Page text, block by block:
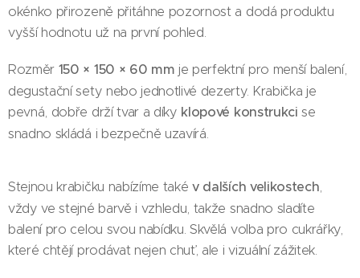
okénko přirozeně přitáhne pozornost a dodá produktu
vyšší hodnotu už na první pohled.
Rozměr 150 × 150 × 60 mm je perfektní pro menší balení,
degustační sety nebo jednotlivé dezerty. Krabička je
pevná, dobře drží tvar a díky klopové konstrukci se
snadno skládá i bezpečně uzavírá.
Stejnou krabičku nabízíme takév dalších velikostech,
vždy ve stejné barvě i vzhledu, takže snadno sladíte
balení pro celou svou nabídku. Skvělá volba pro cukrářky,
které chtějí prodávat nejen chuť, ale i vizuální zážitek.